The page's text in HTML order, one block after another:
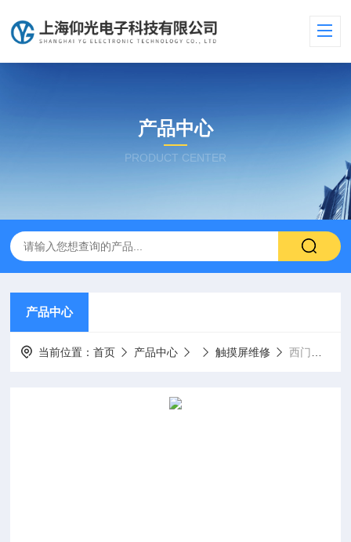
产品中心
PRODUCT CENTER
产品中心
当前位置：首页 产品中心 触摸屏维修 西门子MP377触摸屏开机白屏维修